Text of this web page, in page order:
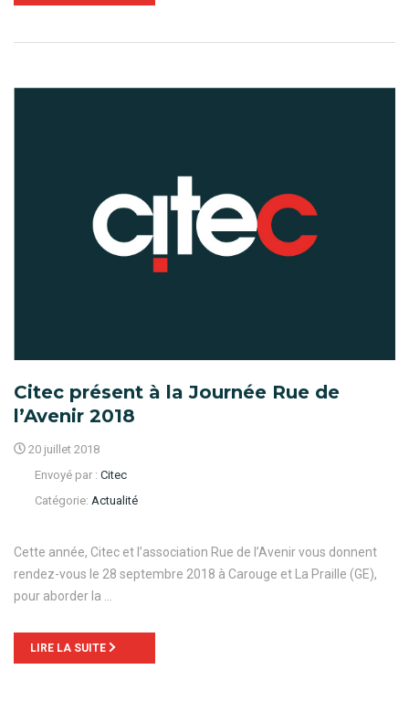
Citec présent à la Journée Rue de
l’Avenir 2018
20 juillet 2018
Envoyé par : Citec
Catégorie: Actualité
Cette année, Citec et l’association Rue de l’Avenir vous donnent
rendez-vous le 28 septembre 2018 à Carouge et La Praille (GE),
pour aborder la …
LIRE LA SUITE